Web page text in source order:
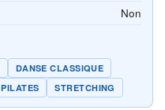
Non
DANSE CLASSIQUE
PILATES STRETCHING